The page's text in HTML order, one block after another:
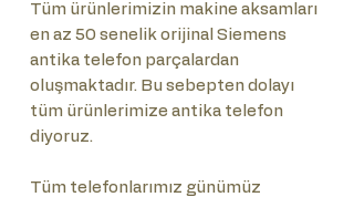
Tüm ürünlerimizin makine aksamları
en az 50 senelik orijinal Siemens
antika telefon parçalardan
oluşmaktadır. Bu sebepten dolayı
tüm ürünlerimize antika telefon
diyoruz.
Tüm telefonlarımız günümüz